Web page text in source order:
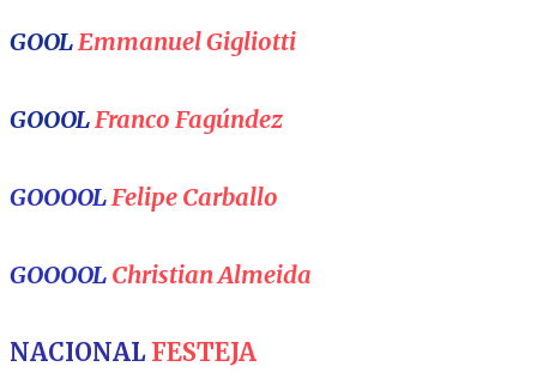
GOOLEmmanuel Gigliotti
GOOOLFranco Fagúndez
GOOOOLFelipe Carballo
GOOOOL Christian Almeida
NACIONAL FESTEJA